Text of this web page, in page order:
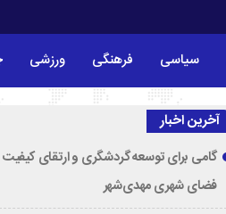
سیاسی فرهنگی ورزشی
آخرین اخبار
گامی برای توسعه گردشگری و ارتقای کیفیت
فضای شهری مهدی‌شهر